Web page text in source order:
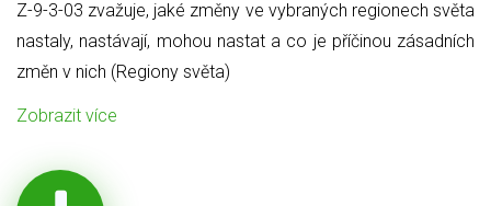
Z-9-3-03 zvažuje, jaké změny ve vybraných regionech světa
nastaly, nastávají, mohou nastat a co je příčinou zásadních
změn v nich (Regiony světa)
Zobrazit více